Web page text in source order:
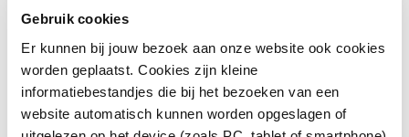
Gebruik cookies
Er kunnen bij jouw bezoek aan onze website ook cookies
worden geplaatst. Cookies zijn kleine
informatiebestandjes die bij het bezoeken van een
website automatisch kunnen worden opgeslagen of
CNV Saskia Marsman| E:
751 11 93
Meer informatie